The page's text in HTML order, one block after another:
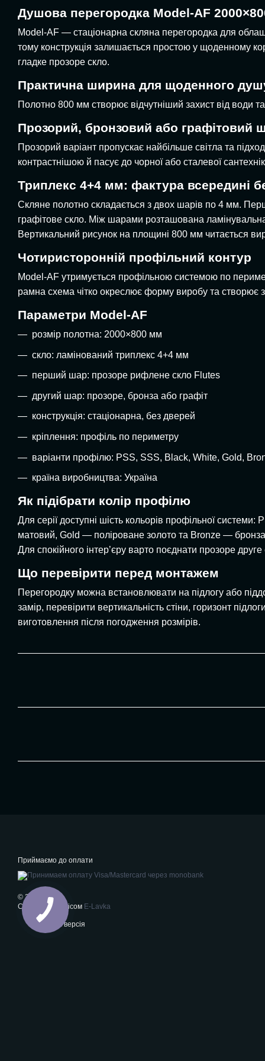
Душова перегородка Model-AF
Model-AF — стаціонарна скляна перегородка для
тому конструкція залишається простою у щоденному
гладке прозоре скло.
Практична ширина для щоденного
Полотно 800 мм створює відчутніший захист від води
Прозорий, бронзовий або графітовий
Прозорий варіант пропускає найбільше світла та
контрастнішою й пасує до чорної або сталевої
Триплекс 4+4 мм: фактура всередині
Скляне полотно складається з двох шарів по 4 мм.
графітове скло. Між шарами розташована
Вертикальний рисунок на площині 800 мм читається
Чотиристоронній профільний контур
Model-AF утримується профільною системою по
рамна схема чітко окреслює форму виробу та створює
Параметри Model-AF
розмір полотна: 2000×800 мм
скло: ламінований триплекс 4+4 мм
перший шар: прозоре рифлене скло Flutes
другий шар: прозоре, бронза або графіт
конструкція: стаціонарна, без дверей
кріплення: профіль по периметру
варіанти профілю: PSS, SSS, Black, White, Gold,
країна виробництва: Україна
Як підібрати колір профілю
Для серії доступні шість кольорів профільної
матовий, Gold — поліроване золото та Bronze —
Для спокійного інтер’єру варто поєднати прозоре
Що перевірити перед монтажем
Перегородку можна встановлювати на підлогу або
замір, перевірити вертикальність стіни, горизонт
виготовлення після погодження розмірів.
Приймаємо до оплати
© 2026
Створено сервісом E-Lavka
Мобільна версія